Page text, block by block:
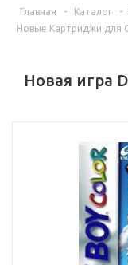
Главная - Каталог -
Новые Картриджи для
Новая игра